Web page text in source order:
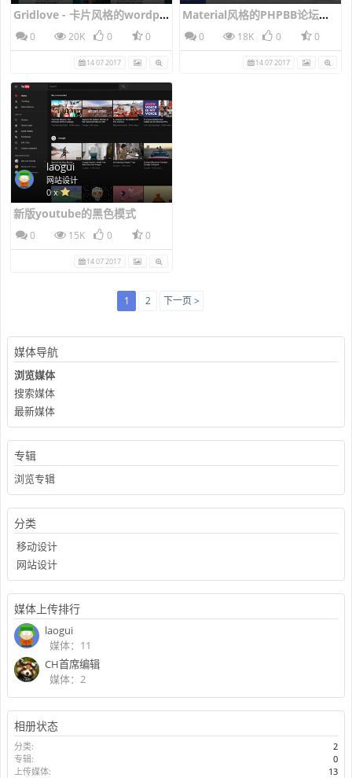
Gridlove - 卡片风格的wordpress新闻主题风格
0 20K 0 0
14 07 2017
Material风格的PHPBB论坛风格
0 18K 0 0
14 07 2017
laogui
网站设计
0 x
新版youtube的黑色模式
0 15K 0 0
14 07 2017
1 2 下一页 >
媒体导航
浏览媒体
搜索媒体
最新媒体
专辑
浏览专辑
分类
移动设计
网站设计
媒体上传排行
laogui
媒体：11
CH首席编辑
媒体：2
相册状态
分类:
2
专辑:
0
上传媒体:
13